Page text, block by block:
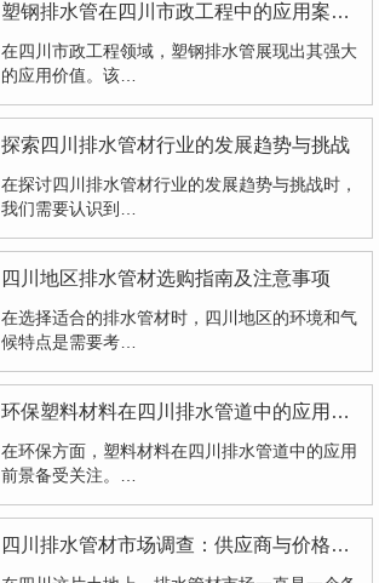
塑钢排水管在四川市政工程中的应用案例分享
在四川市政工程领域，塑钢排水管展现出其强大
的应用价值。该…
探索四川排水管材行业的发展趋势与挑战
在探讨四川排水管材行业的发展趋势与挑战时，
我们需要认识到…
四川地区排水管材选购指南及注意事项
在选择适合的排水管材时，四川地区的环境和气
候特点是需要考…
环保塑料材料在四川排水管道中的应用前景
在环保方面，塑料材料在四川排水管道中的应用
前景备受关注。…
四川排水管材市场调查：供应商与价格比较